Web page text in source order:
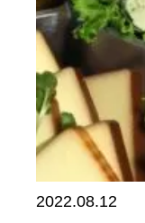
2022.08.12